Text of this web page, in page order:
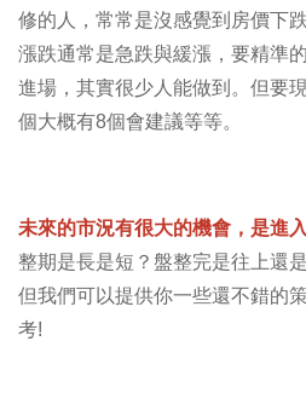
修的人，常常是沒感覺到房價下
漲跌通常是急跌與緩漲，要精準
進場，其實很少人能做到。但要
個大概有8個會建議等等。
未來的市況有很大的機會，是進
整期是長是短？盤整完是往上還
但我們可以提供你一些還不錯的
考!